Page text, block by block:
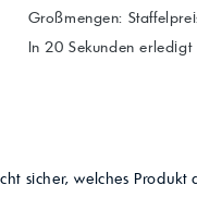
Großmengen:
In 20 Sekunden
sicher, welches Produkt